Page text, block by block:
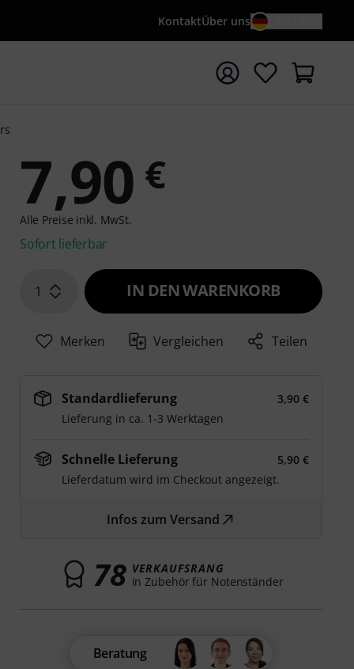
KontaktÜber uns
mit Suchwort {searchTerm} starten
7,90 €
Alle Preise inkl. MwSt.
Sofort lieferbar
1 IN DEN WARENKORB
Merken Vergleichen Teilen
Standardlieferung
3,90 €
Lieferung in ca. 1-3 Werktagen
Schnelle Lieferung
5,90 €
Lieferdatum wird im Checkout angezeigt.
Infos zum Versand
78 VERKAUFSRANG
in Zubehör für Notenständer
Beratung